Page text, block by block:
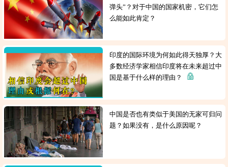
弹头”？对于中国的国家机密，它们怎
么能如此肯定？
印度的国际环境为何如此得天独厚？大
多数经济学家相信印度将在未来超过中
国是基于什么样的理由？
中国是否也有类似于美国的无家可归问
题？如果没有，是什么原因呢？